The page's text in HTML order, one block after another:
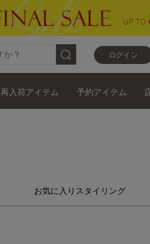
ログイン
再入荷アイテム 予約アイテム
お気に入りスタイリング